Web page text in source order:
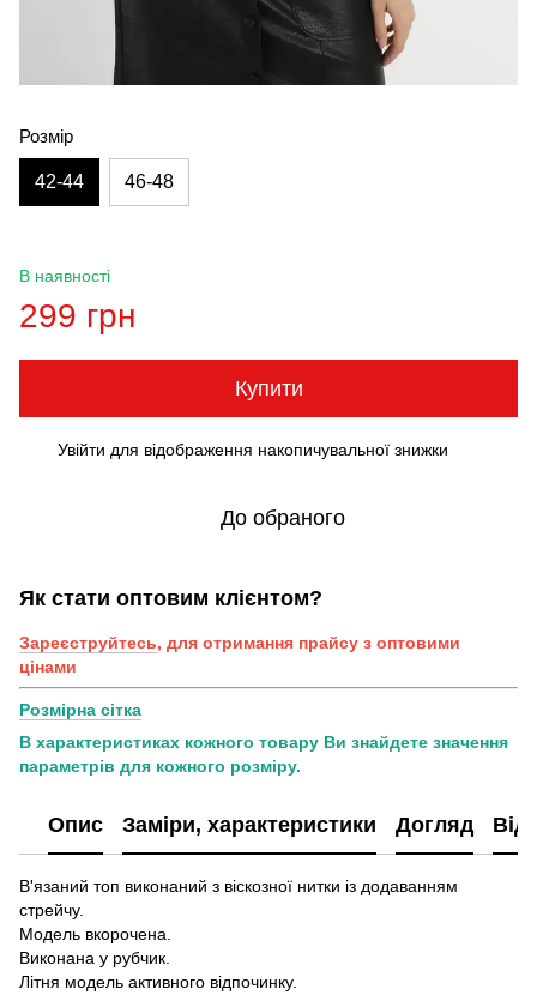
Розмір
42-44 46-48
В наявності
299 грн
Купити
Увійти для відображення накопичувальної знижки
До обраного
Як стати оптовим клієнтом?
Зареєструйтесь, для отримання прайсу з оптовими
цінами
Розмірна сітка
В характеристиках кожного товару Ви знайдете значення
параметрів для кожного розміру.
Опис Заміри, характеристики Догляд
В'язаний топ виконаний з віскозної нитки із додаванням
стрейчу.
Модель вкорочена.
Виконана у рубчик.
Літня модель активного відпочинку.